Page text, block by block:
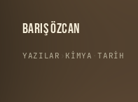
BARIŞ ÖZCAN
YAZILAR KIMYA ·TARIH